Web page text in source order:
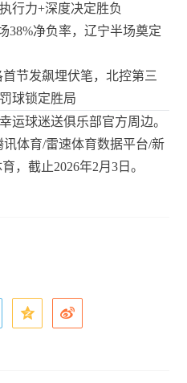
行力+深度决定胜负
净负率，辽宁半场奠定
节发飙埋伏笔，北控第三
球锁定胜局
运球迷送俱乐部官方周边。
讯体育/雷速体育数据平台/新
，截止2026年2月3日。